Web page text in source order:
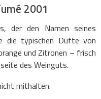
2001
der den Namen seines
die typischen Düfte von
und Zitronen – frisch
des Weinguts.
mithalten.